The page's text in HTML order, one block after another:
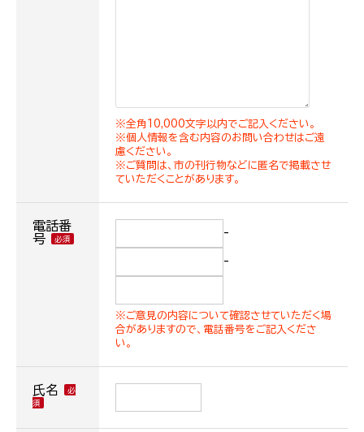
※全角10,000文字以内でご記入ください。
※個人情報を含む内容のお問い合わせはご遠
慮ください。
※ご質問は、市の刊行物などに匿名で掲載させ
ていただくことがあります。
電話番
号
-
-
※ご意見の内容について確認させていただく場
合がありますので、電話番号をご記入くださ
い。
氏名